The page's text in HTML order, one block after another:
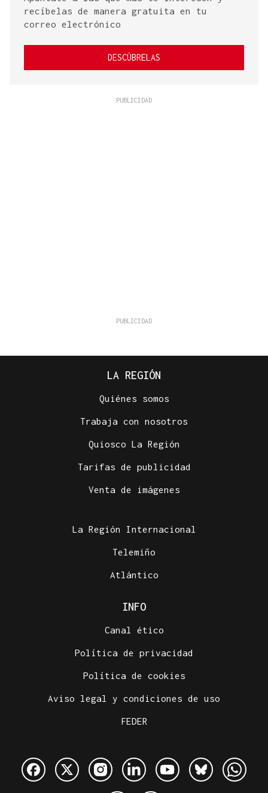
recíbelas de manera gratuita en tu
correo electrónico
DESCÚBRELAS
LA REGIÓN
Quiénes somos
Trabaja con nosotros
Quiosco La Región
Tarifas de publicidad
Venta de imágenes
La Región Internacional
Telemiño
Atlántico
INFO
Canal ético
Política de privacidad
Política de cookies
Aviso legal y condiciones de uso
FEDER